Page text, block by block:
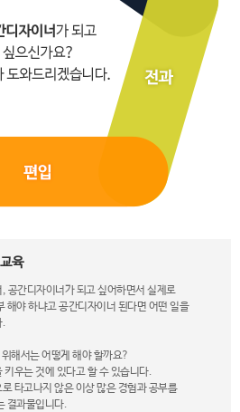
육
공간디자이너가 되고 싶어하면서 실제로
해야 하냐고 공간디자이너 된다면 어떤 일을
.
해서는 어떻게 해야 할까요?
우는 것에 있다고 할 수 있습니다.
타고나지 않은 이상 많은 경험과 공부를
결과물입니다.